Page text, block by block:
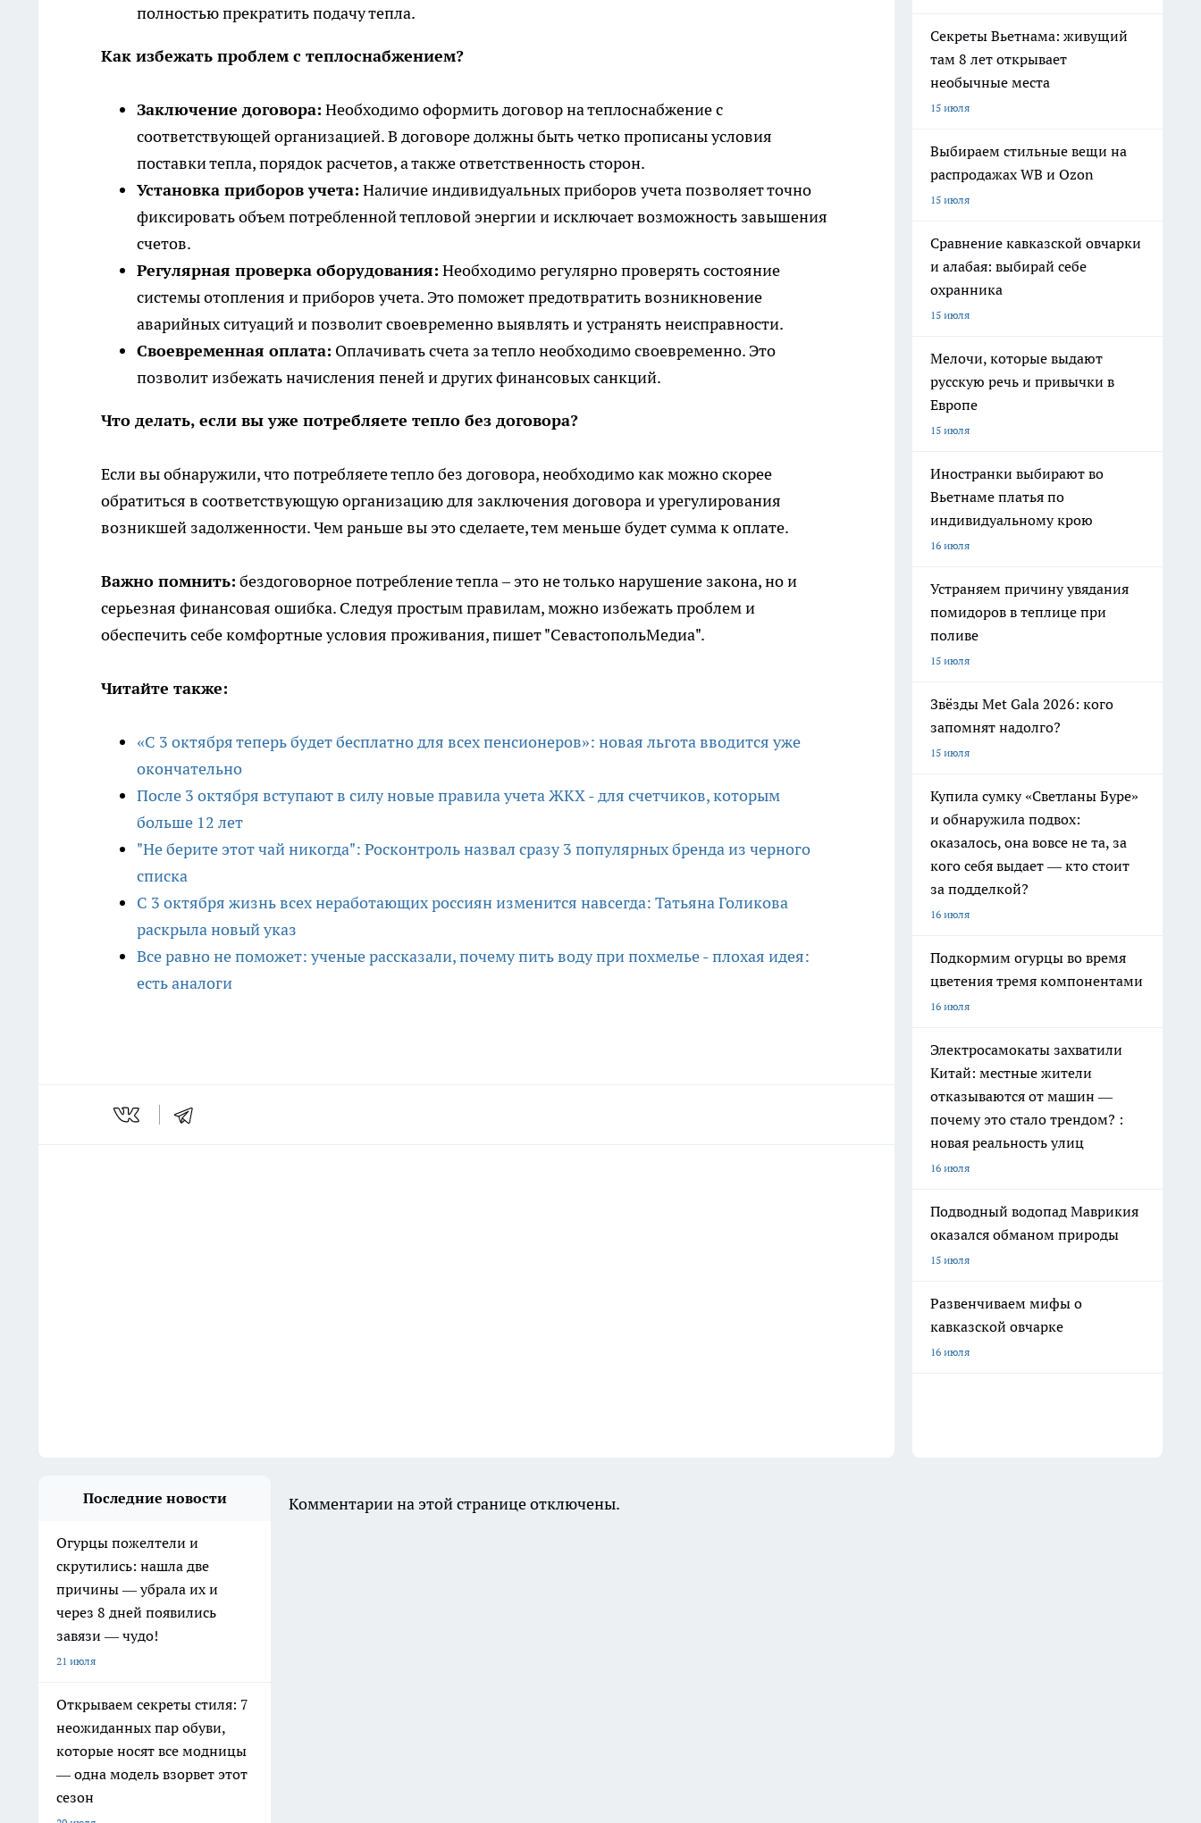
полностью прекратить подачу тепла.
Как избежать проблем с теплоснабжением?
Заключение договора: Необходимо оформить договор на теплоснабжение с
соответствующей организацией. В договоре должны быть четко прописаны условия
поставки тепла, порядок расчетов, а также ответственность сторон.
Установка приборов учета: Наличие индивидуальных приборов учета позволяет точно
фиксировать объем потребленной тепловой энергии и исключает возможность завышения
счетов.
Регулярная проверка оборудования: Необходимо регулярно проверять состояние
системы отопления и приборов учета. Это поможет предотвратить возникновение
аварийных ситуаций и позволит своевременно выявлять и устранять неисправности.
Своевременная оплата: Оплачивать счета за тепло необходимо своевременно. Это
позволит избежать начисления пеней и других финансовых санкций.
Что делать, если вы уже потребляете тепло без договора?
Если вы обнаружили, что потребляете тепло без договора, необходимо как можно скорее
обратиться в соответствующую организацию для заключения договора и урегулирования
возникшей задолженности. Чем раньше вы это сделаете, тем меньше будет сумма к оплате.
Важно помнить: бездоговорное потребление тепла – это не только нарушение закона, но и
серьезная финансовая ошибка. Следуя простым правилам, можно избежать проблем и
обеспечить себе комфортные условия проживания, пишет "СевастопольМедиа".
Читайте также:
«С 3 октября теперь будет бесплатно для всех пенсионеров»: новая льгота вводится уже
окончательно
После 3 октября вступают в силу новые правила учета ЖКХ - для счетчиков, которым
больше 12 лет
"Не берите этот чай никогда": Росконтроль назвал сразу 3 популярных бренда из черного
списка
С 3 октября жизнь всех неработающих россиян изменится навсегда: Татьяна Голикова
раскрыла новый указ
Все равно не поможет: ученые рассказали, почему пить воду при похмелье - плохая идея:
есть аналоги
Секреты Вьетнама: живущий
там 8 лет открывает
необычные места
15 июля
Выбираем стильные вещи на
распродажах WB и Ozon
15 июля
Сравнение кавказской овчарки
и алабая: выбирай себе
охранника
15 июля
Мелочи, которые выдают
русскую речь и привычки в
Европе
15 июля
Иностранки выбирают во
Вьетнаме платья по
индивидуальному крою
16 июля
Устраняем причину увядания
помидоров в теплице при
поливе
15 июля
Звёзды Met Gala 2026: кого
запомнят надолго?
15 июля
Купила сумку «Светланы Буре»
и обнаружила подвох:
оказалось, она вовсе не та, за
кого себя выдает — кто стоит
за подделкой?
16 июля
Подкормим огурцы во время
цветения тремя компонентами
16 июля
Электросамокаты захватили
Китай: местные жители
отказываются от машин —
почему это стало трендом? :
новая реальность улиц
16 июля
Подводный водопад Маврикия
оказался обманом природы
15 июля
Развенчиваем мифы о
кавказской овчарке
16 июля
Последние новости
Огурцы пожелтели и
скрутились: нашла две
причины — убрала их и
через 8 дней появились
завязи — чудо!
21 июля
Открываем секреты стиля: 7
неожиданных пар обуви,
которые носят все модницы
— одна модель взорвет этот
сезон
Комментарии на этой странице отключены.